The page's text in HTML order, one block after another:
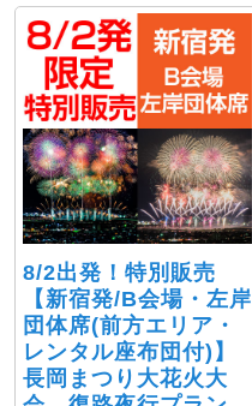
8/2出発！特別販売
【新宿発/B会場・左岸
団体席(前方エリア・
レンタル座布団付)】
長岡まつり大花火大